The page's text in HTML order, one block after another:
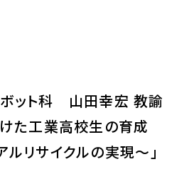
ット科 山田幸宏 教諭
けた工業高校生の育成
リサイクルの実現～」